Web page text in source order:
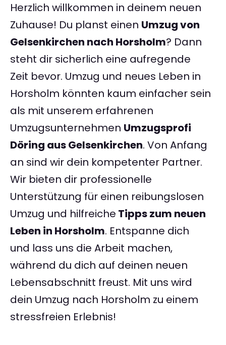
Herzlich willkommen in deinem neuen
Zuhause! Du planst einen Umzug von
Gelsenkirchen nach Horsholm? Dann
steht dir sicherlich eine aufregende
Zeit bevor. Umzug und neues Leben in
Horsholm könnten kaum einfacher sein
als mit unserem erfahrenen
Umzugsunternehmen Umzugsprofi
Döring aus Gelsenkirchen. Von Anfang
an sind wir dein kompetenter Partner.
Wir bieten dir professionelle
Unterstützung für einen reibungslosen
Umzug und hilfreiche Tipps zum neuen
Leben in Horsholm. Entspanne dich
und lass uns die Arbeit machen,
während du dich auf deinen neuen
Lebensabschnitt freust. Mit uns wird
dein Umzug nach Horsholm zu einem
stressfreien Erlebnis!